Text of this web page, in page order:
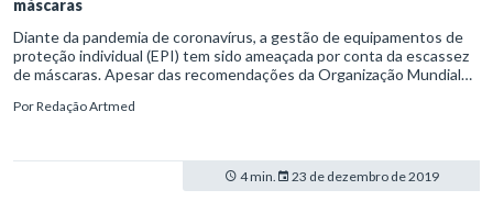
papel de educar e orientar a população, dentro ou fora do ambiente
hospitalar.
máscaras
Diante da pandemia de coronavírus, a gestão de equipamentos de
proteção individual (EPI) tem sido ameaçada por conta da escassez
de máscaras. Apesar das recomendações da Organização Mundial
respiradores dos tipos N95 e PFF2 a profissionais de saúde e
PorRedação Artmed
4 min. 23 de dezembro de 2019